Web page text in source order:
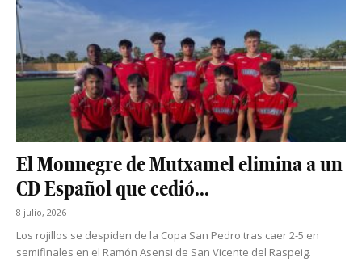
El Monnegre de Mutxamel elimina a un
CD Español que cedió...
8 julio, 2026
Los rojillos se despiden de la Copa San Pedro tras caer 2-5 en
semifinales en el Ramón Asensi de San Vicente del Raspeig.